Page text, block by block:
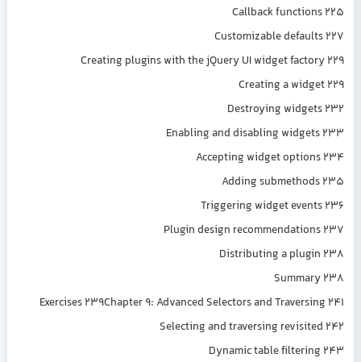
Callback
Customizable
Creating plugins with the jQuery UI widget
Creating a
Destroying
Enabling and disabling
Accepting widget
Adding
Triggering widget
Plugin design
Distributing a
Exercises 239Chapter 9: Advanced Selectors and
Selecting and traversing
Dynamic table